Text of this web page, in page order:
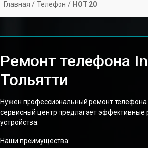
Главная / Телефон / HOT 20
Ремонт телефона
Тольятти
Нужен профессиональный ремонт телефона
сервисный центр предлагает эффективные
устройства.
Наши преимущества: